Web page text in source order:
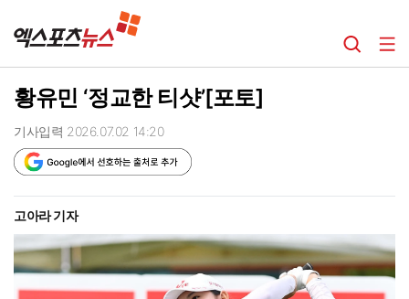
황유민 ‘정교한 티샷’[포토]
기사입력 2026.07.02 14:20
고아라 기자